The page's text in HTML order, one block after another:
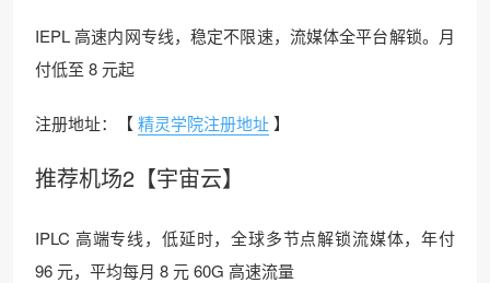
IEPL 高速内网专线，稳定不限速，流媒体全平台解锁。月
付低至 8 元起
注册地址：【精灵学院注册地址】
推荐机场2【宇宙云】
IPLC 高端专线，低延时，全球多节点解锁流媒体，年付
96 元，平均每月 8 元 60G 高速流量